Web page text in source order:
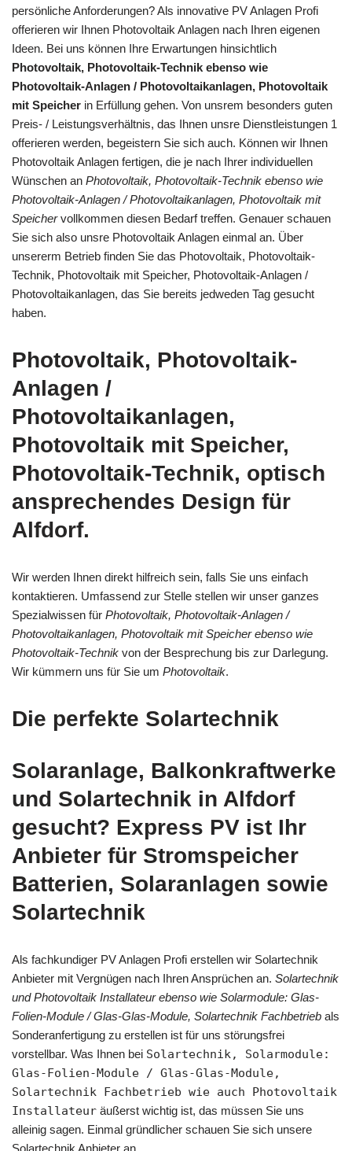
persönliche Anforderungen? Als innovative PV Anlagen Profi
offerieren wir Ihnen Photovoltaik Anlagen nach Ihren eigenen
Ideen. Bei uns können Ihre Erwartungen hinsichtlich
Photovoltaik, Photovoltaik-Technik ebenso wie
Photovoltaik-Anlagen / Photovoltaikanlagen, Photovoltaik
mit Speicher in Erfüllung gehen. Von unsrem besonders guten
Preis- / Leistungsverhältnis, das Ihnen unsre Dienstleistungen 1
offerieren werden, begeistern Sie sich auch. Können wir Ihnen
Photovoltaik Anlagen fertigen, die je nach Ihrer individuellen
Wünschen an Photovoltaik, Photovoltaik-Technik ebenso wie
Photovoltaik-Anlagen / Photovoltaikanlagen, Photovoltaik mit
Speichervollkommen diesen Bedarf treffen. Genauer schauen
Sie sich also unsre Photovoltaik Anlagen einmal an. Über
unsererm Betrieb finden Sie das Photovoltaik, Photovoltaik-
Technik, Photovoltaik mit Speicher, Photovoltaik-Anlagen /
Photovoltaikanlagen, das Sie bereits jedweden Tag gesucht
haben.
Photovoltaik, Photovoltaik-
Anlagen /
Photovoltaikanlagen,
Photovoltaik mit Speicher,
Photovoltaik-Technik, optisch
ansprechendes Design für
Alfdorf.
Wir werden Ihnen direkt hilfreich sein, falls Sie uns einfach
kontaktieren. Umfassend zur Stelle stellen wir unser ganzes
Spezialwissen für Photovoltaik, Photovoltaik-Anlagen /
Photovoltaikanlagen, Photovoltaik mit Speicher ebenso wie
Photovoltaik-Technik von der Besprechung bis zur Darlegung.
Wir kümmern uns für Sie um Photovoltaik.
Die perfekte Solartechnik
Solaranlage, Balkonkraftwerke
und Solartechnik in Alfdorf
gesucht? Express PV ist Ihr
Anbieter für Stromspeicher
Batterien, Solaranlagen sowie
Solartechnik
Als fachkundiger PV Anlagen Profi erstellen wir Solartechnik
Anbieter mit Vergnügen nach Ihren Ansprüchen an. Solartechnik
und Photovoltaik Installateur ebenso wie Solarmodule: Glas-
Folien-Module / Glas-Glas-Module, Solartechnik Fachbetrieb als
Sonderanfertigung zu erstellen ist für uns störungsfrei
vorstellbar. Was Ihnen bei Solartechnik, Solarmodule:
Glas-Folien-Module / Glas-Glas-Module,
Solartechnik Fachbetrieb wie auch Photovoltaik
Installateur äußerst wichtig ist, das müssen Sie uns
alleinig sagen. Einmal gründlicher schauen Sie sich unsere
Solartechnik Anbieter an.